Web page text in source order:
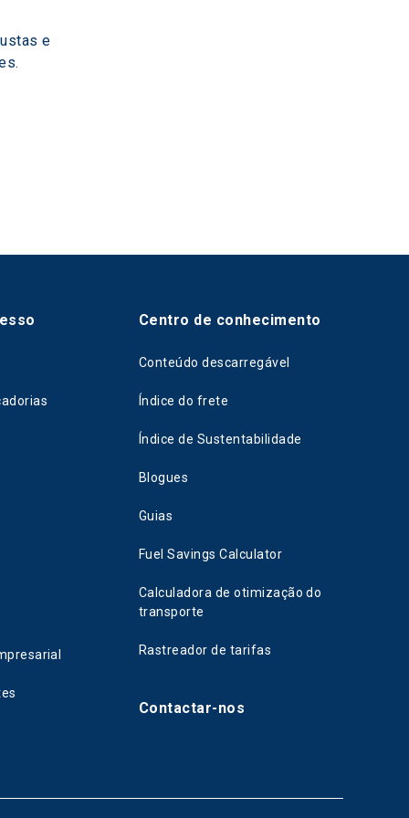
e
Centro de conhecimento
Conteúdo descarregável
Índice do frete
Índice de Sustentabilidade
Blogues
Guias
Fuel Savings Calculator
Calculadora de otimização do
transporte
Rastreador de tarifas
Contactar-nos